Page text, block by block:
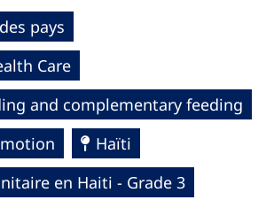
pays
Care
and complementary feeding
Haïti
en Haiti - Grade 3